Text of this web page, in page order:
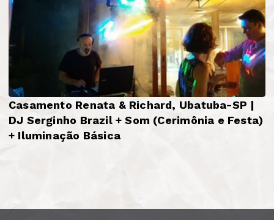
Casamento Renata & Richard, Ubatuba-SP |
DJ Serginho Brazil + Som (Cerimônia e Festa)
+ Iluminação Básica